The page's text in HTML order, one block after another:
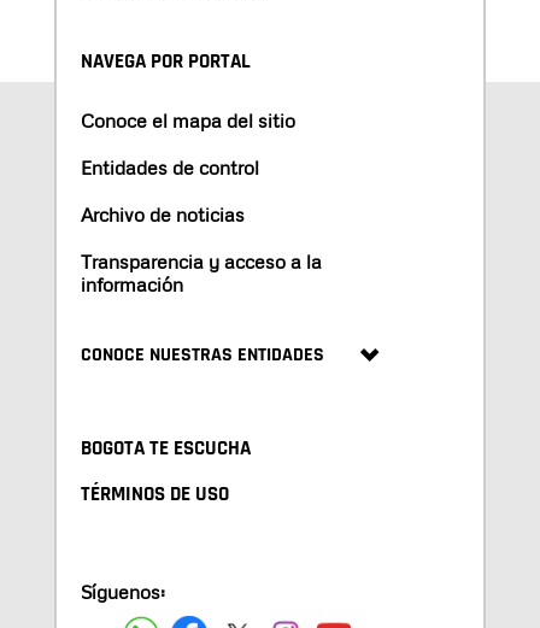
NAVEGA POR PORTAL
Conoce el mapa del sitio
Entidades de control
Archivo de noticias
Transparencia y acceso a la
información
CONOCE NUESTRAS ENTIDADES
BOGOTA TE ESCUCHA
TÉRMINOS DE USO
Síguenos: